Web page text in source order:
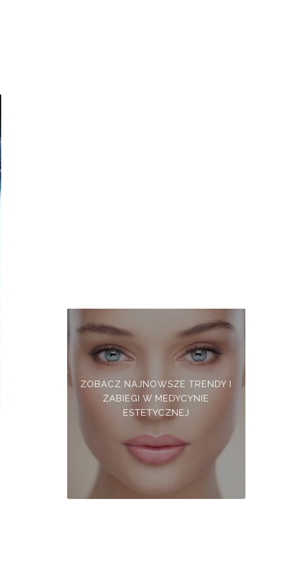
ZOBACZ NAJNOWSZE TRENDY I
ZABIEGI W MEDYCYNIE
ESTETYCZNEJ